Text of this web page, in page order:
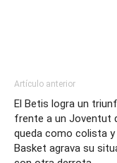
Artículo anterior
El Betis logra un
frente a un Joventut
queda como colista y
Basket agrava su